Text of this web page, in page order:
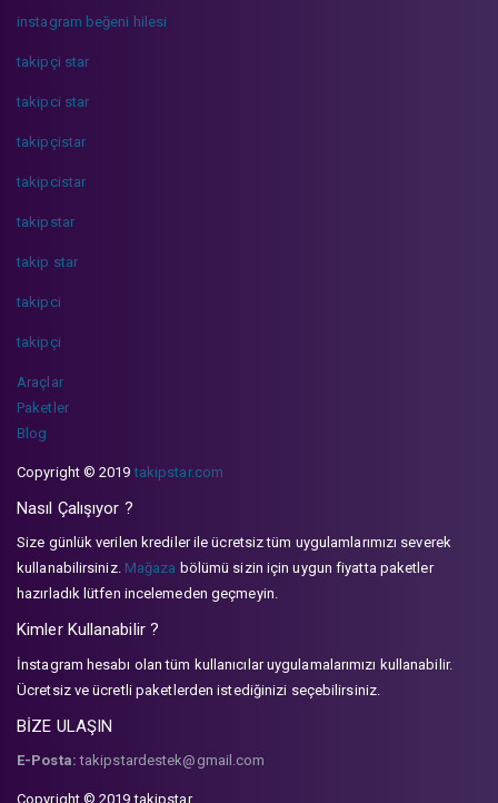
instagram beğeni hilesi
takipçi star
takipci star
takipçistar
takipcistar
takipstar
takip star
takipci
takipçi
Araçlar
Paketler
Blog
Copyright © 2019takipstar.com
Nasıl Çalışıyor ?
Size günlük verilen krediler ile ücretsiz tüm uygulamlarımızı severek
kullanabilirsiniz. Mağaza bölümü sizin için uygun fiyatta paketler
hazırladık lütfen incelemeden geçmeyin.
Kimler Kullanabilir ?
İnstagram hesabı olan tüm kullanıcılar uygulamalarımızı kullanabilir.
Ücretsiz ve ücretli paketlerden istediğinizi seçebilirsiniz.
BİZE ULAŞIN
E-Posta: takipstardestek@gmail.com
Copyright © 2019 takipstar.